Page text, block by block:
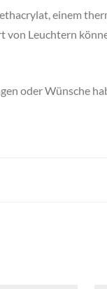
einem
von Leuchtern
oder Wünsche